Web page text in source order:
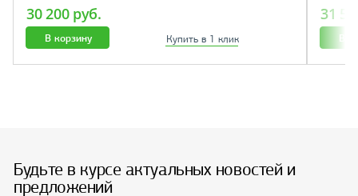
30 200 руб.
В корзину Купить в 1 клик
31
В
Будьте в курсе актуальных новостей и
предложений